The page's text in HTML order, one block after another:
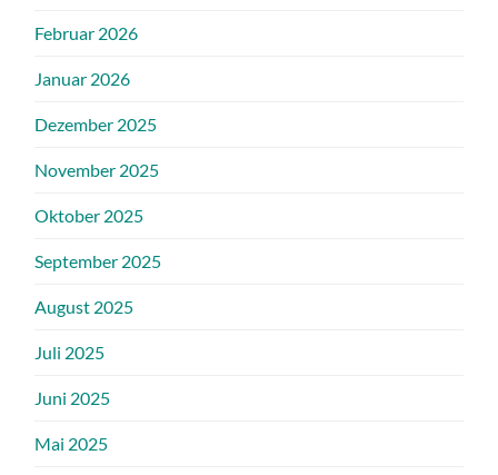
Februar 2026
Januar 2026
Dezember 2025
November 2025
Oktober 2025
September 2025
August 2025
Juli 2025
Juni 2025
Mai 2025